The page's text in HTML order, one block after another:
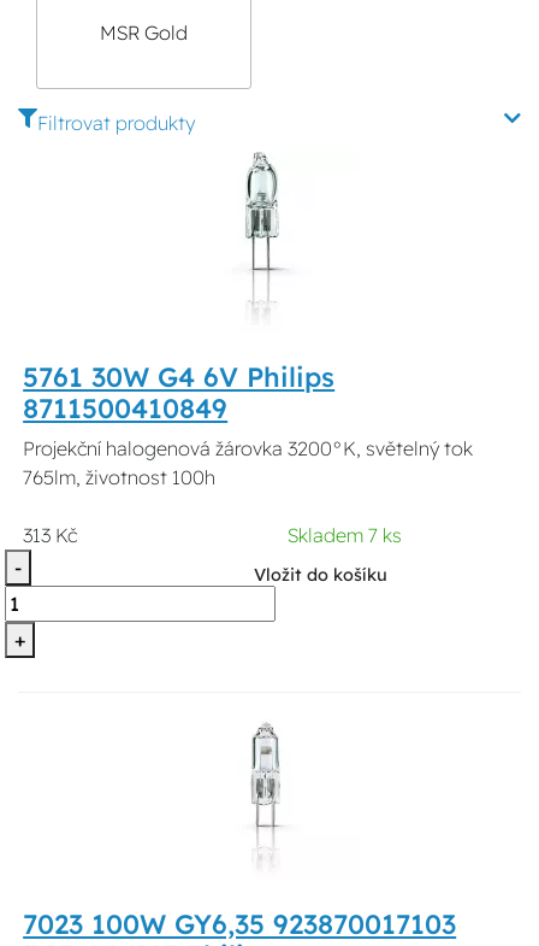
MSR Gold
výbojky
Filtrovat produkty
5761 30W G4 6V Philips
8711500410849
Projekční halogenová žárovka 3200°K, světelný tok
765lm, životnost 100h
313 Kč
Skladem 7 ks
-
+
Vložit do košíku
7023 100W GY6,35 923870017103